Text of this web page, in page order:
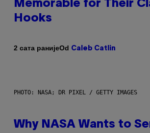
Memorable for Their
Hooks
2 сата ранијеOd Caleb Catlin
PHOTO: NASA; DR PIXEL / GETTY IMAGES
Why NASA Wants to